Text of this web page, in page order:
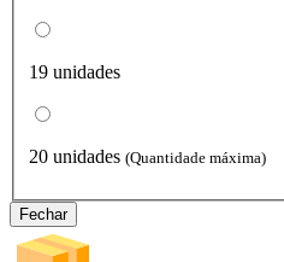
19 unidades
20 unidades (Quantidade máxima)
Fechar